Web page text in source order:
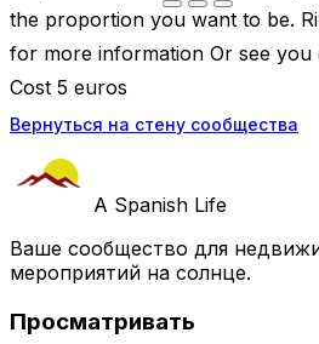
the proportion you want to be.
for more information Or see you
Cost 5 euros
Вернуться на стену сообщества
A Spanish Life
Ваше сообщество для
мероприятий на солнце.
Просматривать